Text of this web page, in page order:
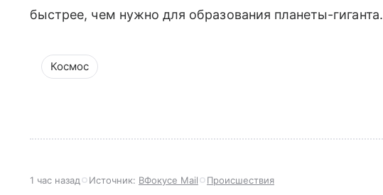
быстрее, чем нужно для образования планеты-гиганта.
Космос
1 час назад Источник: ВФокусе Mail Происшествия